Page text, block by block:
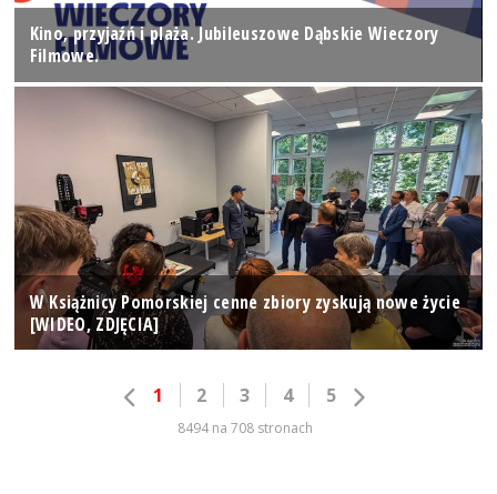
Kino, przyjaźń i plaża. Jubileuszowe Dąbskie Wieczory
Filmowe.
W Książnicy Pomorskiej cenne zbiory zyskują nowe życie
[WIDEO, ZDJĘCIA]
1 2 3 4 5
8494 na 708 stronach